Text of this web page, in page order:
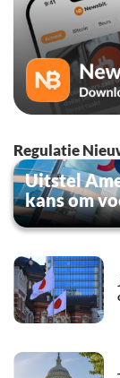
Regulatie
Uitstel
kans om